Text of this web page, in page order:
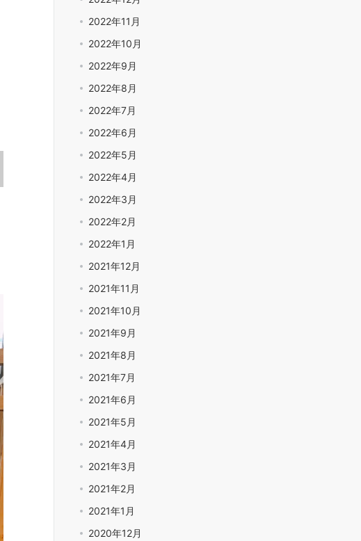
2022年11月
2022年10月
2022年9月
2022年8月
2022年7月
2022年6月
2022年5月
2022年4月
2022年3月
2022年2月
2022年1月
2021年12月
2021年11月
2021年10月
2021年9月
2021年8月
2021年7月
2021年6月
2021年5月
2021年4月
2021年3月
2021年2月
2021年1月
2020年12月